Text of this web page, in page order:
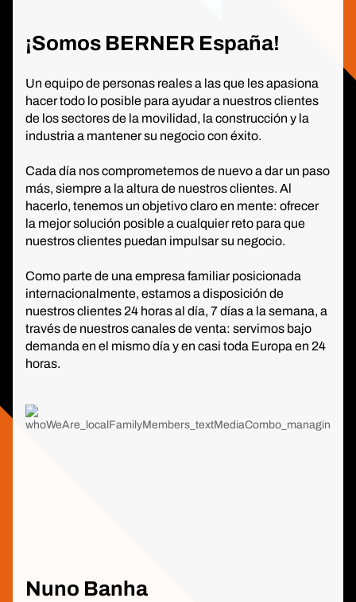
¡Somos BERNER España!
Un equipo de personas reales a las que les apasiona
hacer todo lo posible para ayudar a nuestros clientes
de los sectores de la movilidad, la construcción y la
industria a mantener su negocio con éxito.
Cada día nos comprometemos de nuevo a dar un paso
más, siempre a la altura de nuestros clientes. Al
hacerlo, tenemos un objetivo claro en mente: ofrecer
la mejor solución posible a cualquier reto para que
nuestros clientes puedan impulsar su negocio.
Como parte de una empresa familiar posicionada
internacionalmente, estamos a disposición de
nuestros clientes 24 horas al día, 7 días a la semana, a
través de nuestros canales de venta: servimos bajo
demanda en el mismo día y en casi toda Europa en 24
horas.
Nuno Banha